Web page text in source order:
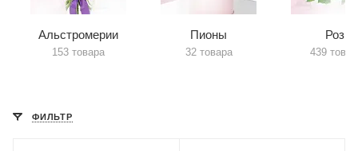
Альстромерии
153 товара
Пионы
32 товара
Розы
439
ФИЛЬТР